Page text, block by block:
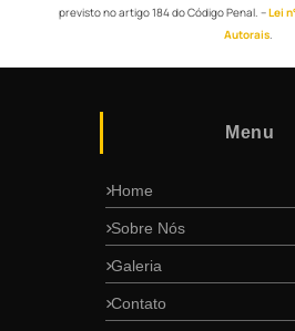
previsto no artigo 184 do Código Penal. –Lei
Autorais.
Menu
Home
Sobre Nós
Galeria
Contato